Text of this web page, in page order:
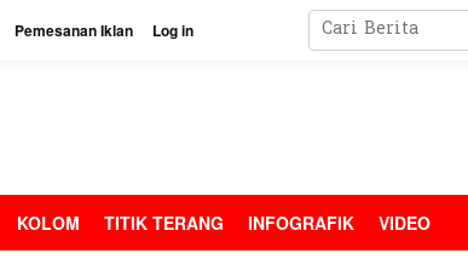
Pemesanan Iklan Log in
KOLOM TITIK TERANG INFOGRAFIK VIDEO